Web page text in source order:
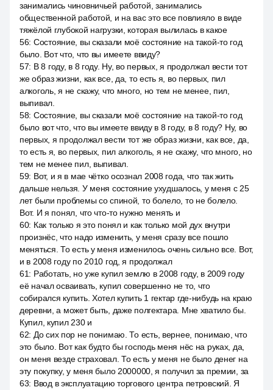
занимались чиновничьей работой, занимались
общественной работой, и на вас это все повлияло в виде
тяжёлой глубокой нагрузки, которая вылилась в какое
56: Состояние, вы сказали моё состояние на такой-то год
было. Вот что, что вы имеете ввиду?
57: В 8 году, в 8 году. Ну, во первых, я продолжал вести тот
же образ жизни, как все, да, то есть я, во первых, пил
алкоголь, я не скажу, что много, но тем не менее, пил,
выпивал.
58: Состояние, вы сказали моё состояние на такой-то год
было вот что, что вы имеете ввиду в 8 году, в 8 году? Ну, во
первых, я продолжал вести тот же образ жизни, как все, да,
то есть я, во первых, пил алкоголь, я не скажу, что много, но
тем не менее пил, выпивал.
59: Вот, и я в мае чётко осознал 2008 года, что так жить
дальше нельзя. У меня состояние ухудшалось, у меня с 25
лет были проблемы со спиной, то болело, то не болело.
Вот. И я понял, что что-то нужно менять и
60: Как только я это понял и как только мой дух внутри
произнёс, что надо изменить, у меня сразу все пошло
меняться. То есть у меня изменилось очень сильно все. Вот,
и в 2008 году по 2010 год, я продолжал
61: Работать, но уже купил землю в 2008 году, в 2009 году
её начал осваивать, купил совершенно не то, что
собирался купить. Хотел купить 1 гектар где-нибудь на краю
деревни, а может быть, даже полгектара. Мне хватило бы.
Купил, купил 230 и
62: До сих пор не понимаю. То есть, вернее, понимаю, что
это было. Вот как будто бы господь меня нёс на руках, да,
он меня везде страховал. То есть у меня не было денег на
эту покупку, у меня было 2000000, я получил за премии, за
63: Ввод в эксплуатацию торгового центра петровский. Я